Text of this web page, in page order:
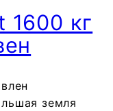
1600 кг
земля